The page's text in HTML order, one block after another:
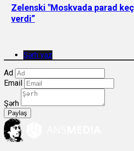
Zelenski "Moskvada parad
verdi”
Şərh yaz
Ad
Email
Şərh
Paylaş